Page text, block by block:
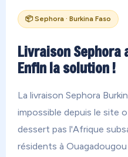
📦 Sephora · Burkina Faso
Livraison Sephora
Enfin la solution !
La livraison Sephora
impossible depuis le site
dessert pas l'Afrique
résidents à